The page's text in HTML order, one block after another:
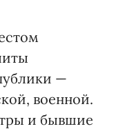
—
военной.
и бывшие